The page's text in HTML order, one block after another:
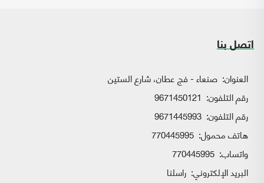
اتصل بنا
العنوان: صنعاء - فج عطان، شارع الستين
رقم التلفون: 9671450121
رقم التلفون: 9671445993
هاتف محمول: 770445995
واتساب:
البريد الإلكتروني: راسلنا